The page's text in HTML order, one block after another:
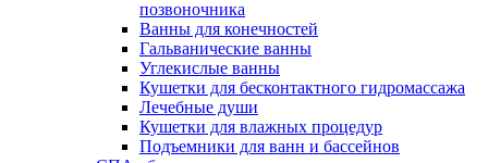
позвоночника
Ванны для конечностей
Гальванические ванны
Углекислые ванны
Кушетки для бесконтактного гидромассажа
Лечебные души
Кушетки для влажных процедур
Подъемники для ванн и бассейнов